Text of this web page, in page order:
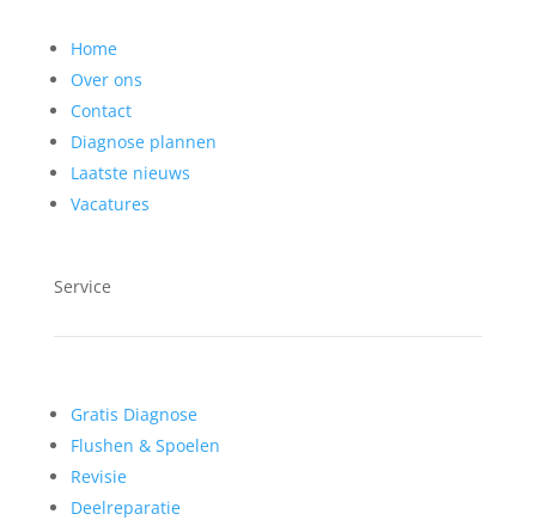
Home
Over ons
Contact
Diagnose plannen
Laatste nieuws
Vacatures
Service
Gratis Diagnose
Flushen & Spoelen
Revisie
Deelreparatie